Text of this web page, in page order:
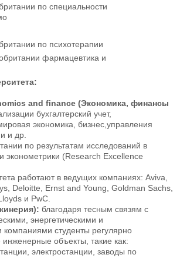
по специальности
по психотерапии
фармацевтика и
and finance (Экономика, финансы
бухгалтерский учет,
экономика, бизнес,управления
и др.
по результатам исследований в
эконометрики (Research Excellence
работают в ведущих компаниях: Aviva,
Deloitte, Ernst and Young, Goldman Sachs,
и PwC.
благодаря тесным связям с
энергетическими и
компаниями студенты регулярно
объекты, такие как:
электростанции, заводы по